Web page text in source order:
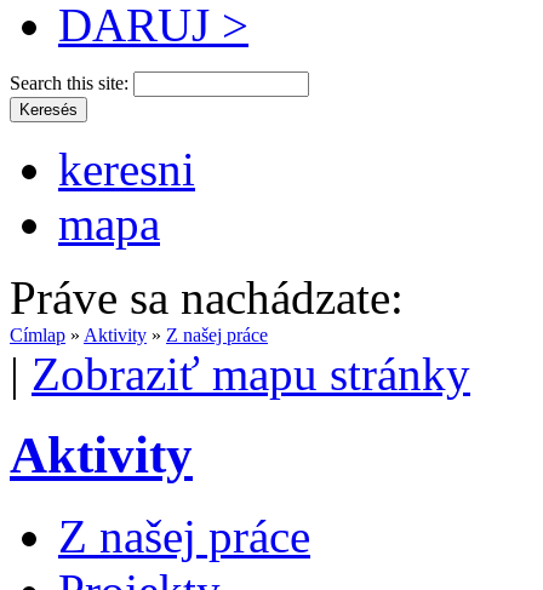
DARUJ >
Search this site:
keresni
mapa
Práve sa nachádzate:
Címlap » Aktivity » Z našej práce
| Zobraziť mapu stránky
Aktivity
Z našej práce